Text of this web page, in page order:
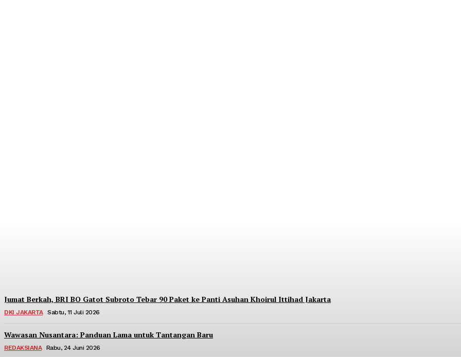
Jumat Berkah, BRI BO Gatot Subroto Tebar 90 Paket ke Panti Asuhan Khoirul Ittihad Jakarta
DKI JAKARTA Sabtu, 11 Juli 2026
Wawasan Nusantara: Panduan Lama untuk Tantangan Baru
REDAKSIANA Rabu, 24 Juni 2026